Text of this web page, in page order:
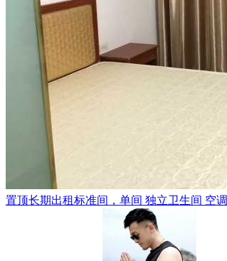
置顶长期出租标准间，单间 独立卫生间 空